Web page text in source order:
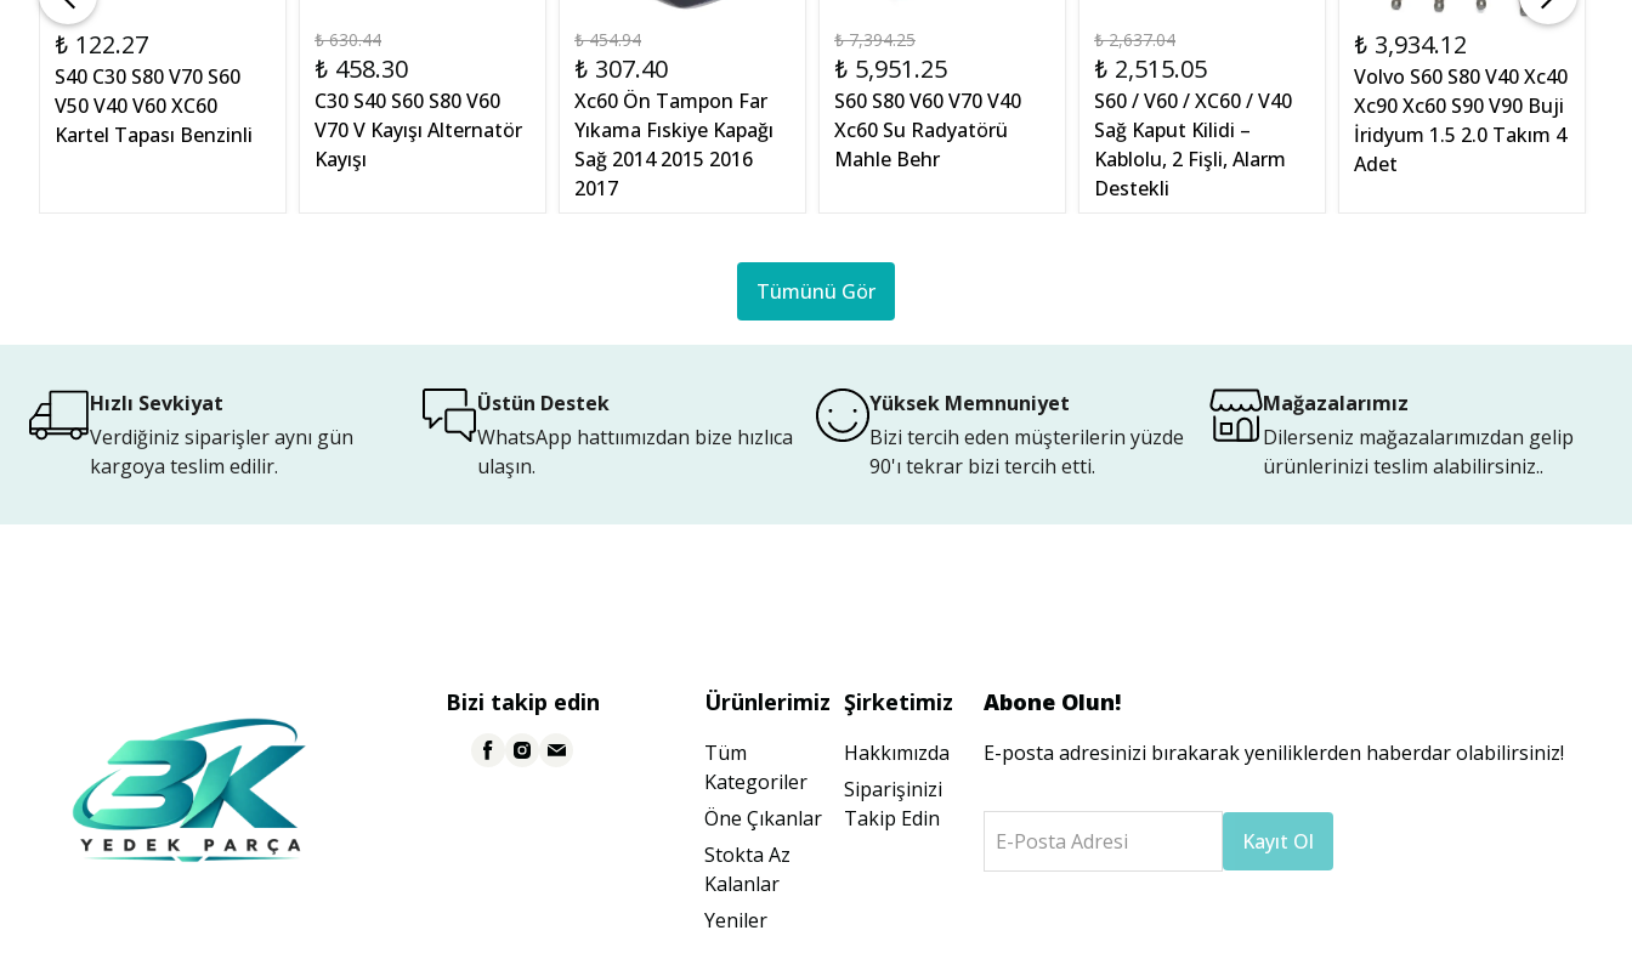
₺ 122.27
S40 C30 S80 V70 S60
V50 V40 V60 XC60
Kartel Tapası Benzinli
₺ 630.44
₺ 458.30
C30 S40 S60 S80 V60
V70 V Kayışı Alternatör
Kayışı
₺ 454.94
₺ 307.40
Xc60 Ön Tampon Far
Yıkama Fıskiye Kapağı
Sağ 2014 2015 2016
2017
₺ 7,394.25
₺ 5,951.25
S60 S80 V60 V70 V40
Xc60 Su Radyatörü
Mahle Behr
₺ 2,637.04
₺ 2,515.05
S60 / V60 / XC60 / V40
Sağ Kaput Kilidi –
Kablolu, 2 Fişli, Alarm
Destekli
₺ 3,934.12
Volvo S60 S80 V40 Xc40
Xc90 Xc60 S90 V90 Buji
İridyum 1.5 2.0 Takım 4
Adet
Tümünü Gör
Hızlı Sevkiyat
Verdiğiniz siparişler aynı gün
kargoya teslim edilir.
Üstün Destek
WhatsApp hattıımızdan bize hızlıca
ulaşın.
Yüksek Memnuniyet
Bizi tercih eden müşterilerin yüzde
90'ı tekrar bizi tercih etti.
Mağazalarımız
Dilerseniz mağazalarımızdan gelip
ürünlerinizi teslim alabilirsiniz..
Bizi takip edin Ürünlerimiz
Tüm
Kategoriler
Öne Çıkanlar
Stokta Az
Kalanlar
Yeniler
Şirketimiz
Hakkımızda
Siparişinizi
Takip Edin
Abone Olun!
E-posta adresinizi bırakarak yeniliklerden haberdar olabilirsiniz!
E-Posta Adresi Kayıt Ol